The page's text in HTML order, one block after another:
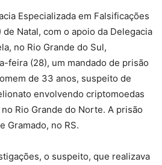
Especializada em Falsificações
Natal, com o apoio da Delegacia
no Rio Grande do Sul,
feira (28), um mandado de prisão
de 33 anos, suspeito de
envolvendo criptomoedas
Rio Grande do Norte. A prisão
Gramado, no RS.
o suspeito, que realizava